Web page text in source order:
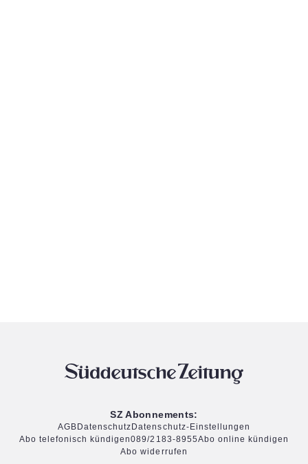
SZ Abonnements:
AGB Datenschutz Datenschutz-Einstellungen
Abo telefonisch kündigen089/2183-8955Abo online kündigen
Abo widerrufen